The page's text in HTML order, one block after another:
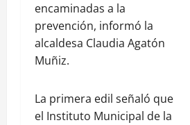
encaminadas a la
prevención, informó la
alcaldesa Claudia Agatón
Muñiz.
La primera edil señaló que
el Instituto Municipal de la